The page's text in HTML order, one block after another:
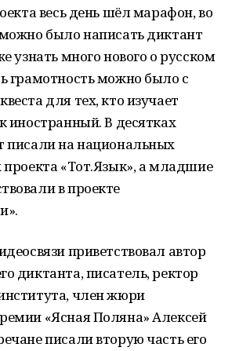
весь день шёл марафон, во
было написать диктант
узнать много нового о русском
грамотность можно было с
для тех, кто изучает
иностранный. В десятках
писали на национальных
проекта «Тот.Язык», а младшие
в проекте
приветствовал автор
диктанта, писатель, ректор
член жюри
«Ясная Поляна» Алексей
писали вторую часть его